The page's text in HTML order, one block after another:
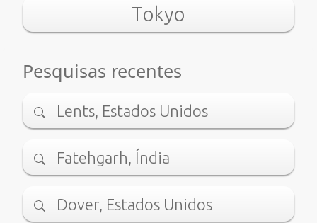
Tokyo
Pesquisas recentes
Lents, Estados Unidos
Fatehgarh, Índia
Dover, Estados Unidos